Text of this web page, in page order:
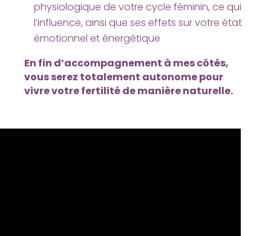
physiologique de votre cycle féminin, ce qui
l’influence, ainsi que ses effets sur votre état
émotionnel et énergétique
En fin d’accompagnement à mes côtés,
vous serez totalement autonome pour
vivre votre fertilité de manière naturelle.